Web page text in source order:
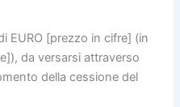
EURO [prezzo in cifre] (in
da versarsi attraverso
della cessione del